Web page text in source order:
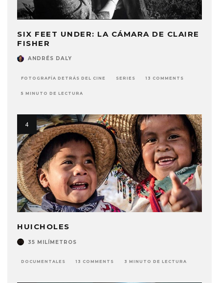
SIX FEET UNDER: LA CÁMARA DE CLAIRE
FISHER
ANDRÉS DALY
FOTOGRAFÍA DETRÁS DEL CINE SERIES 13 COMMENTS
5 MINUTO DE LECTURA
HUICHOLES
35 MILÍMETROS
DOCUMENTALES 13 COMMENTS 3 MINUTO DE LECTURA